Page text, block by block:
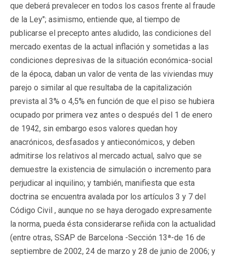
que deberá prevalecer en todos los casos frente al fraude
de la Ley"; asimismo, entiende que, al tiempo de
publicarse el precepto antes aludido, las condiciones del
mercado exentas de la actual inflación y sometidas a las
condiciones depresivas de la situación económica-social
de la época, daban un valor de venta de las viviendas muy
parejo o similar al que resultaba de la capitalización
prevista al 3% o 4,5% en función de que el piso se hubiera
ocupado por primera vez antes o después del 1 de enero
de 1942, sin embargo esos valores quedan hoy
anacrónicos, desfasados y antieconómicos, y deben
admitirse los relativos al mercado actual, salvo que se
demuestre la existencia de simulación o incremento para
perjudicar al inquilino; y también, manifiesta que esta
doctrina se encuentra avalada por los artículos 3 y 7 del
Código Civil , aunque no se haya derogado expresamente
la norma, pueda ésta considerarse reñida con la actualidad
(entre otras, SSAP de Barcelona -Sección 13ª-de 16 de
septiembre de 2002, 24 de marzo y 28 de junio de 2006; y